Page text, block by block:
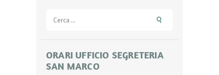
per:
ORARI UFFICIO SEGRETERIA
SAN MARCO